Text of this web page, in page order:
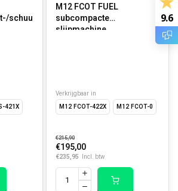
schuurmachine
421X
M12 FCOT FUEL
subcompacte
slijpmachine
Verkrijgbaar in
M12 FCOT-422X
M12 FCOT-0
€215,90
€195,00
€235,95 Incl. btw
9.6